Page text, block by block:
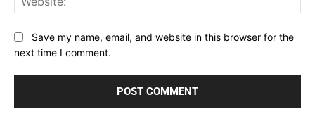
Save my name, email, and website in this browser for the
next time I comment.